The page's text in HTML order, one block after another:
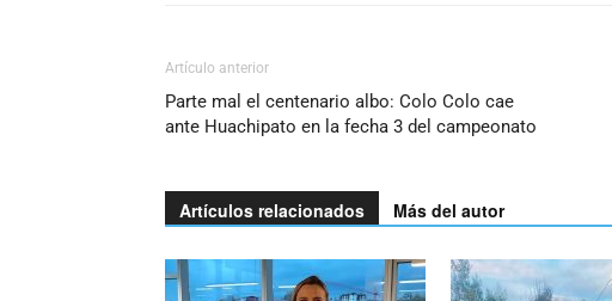
Artículo anterior
Parte mal el centenario albo: Colo Colo cae
ante Huachipato en la fecha 3 del campeonato
Artículos relacionados Más del autor